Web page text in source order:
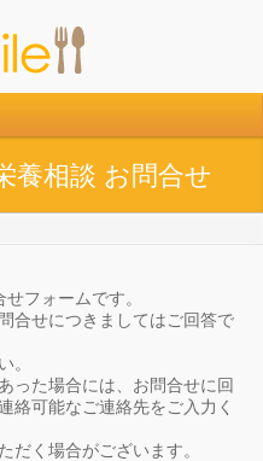
養相談 お問合せ
フォームです。
合せにつきましてはご回答で
。
った場合には、お問合せに回
絡可能なご連絡先をご入力く
だく場合がございます。